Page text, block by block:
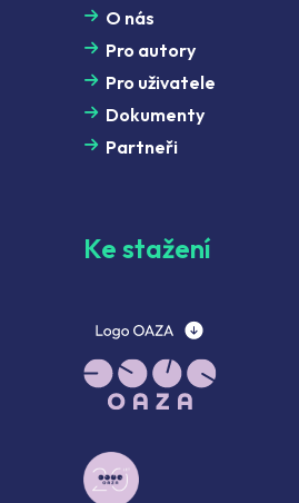
O nás
Pro autory
Pro uživatele
Dokumenty
Partneři
Ke stažení